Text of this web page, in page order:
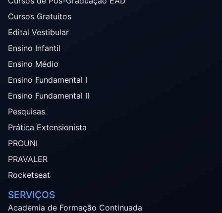
Cursos Gratuitos
Edital Vestibular
Ensino Infantil
Ensino Médio
Ensino Fundamental I
Ensino Fundamental II
Pesquisas
Prática Extensionista
PROUNI
PRAVALER
Rocketseat
SERVIÇOS
Academia de Formação Continuada